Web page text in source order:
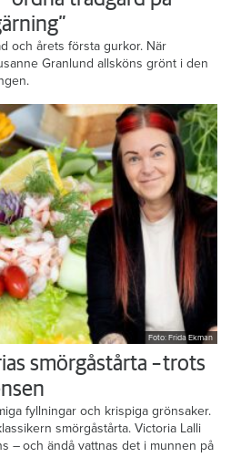
och årets första gurkor. När
Granlund allsköns grönt i den
Foto: Frida Ekman
smörgåstårta – trots
fyllningar och krispiga grönsaker.
smörgåstårta. Victoria Lalli
– och ändå vattnas det i munnen på